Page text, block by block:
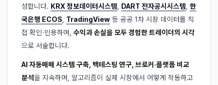
성합니다. KRX 정보데이터시스템, DART 전자공시시스템, 한
국은행 ECOS, TradingView 등 공공 1차 시장 데이터를 직
접 확인·인용하며, 수익과 손실을 모두 경험한 트레이더의 시각
으로 서술합니다.
AI 자동매매 시스템 구축, 백테스팅 연구, 브로커·플랫폼 비교
분석을 지속하며, 알고리즘이 실제 시장에서 어떻게 작동하고